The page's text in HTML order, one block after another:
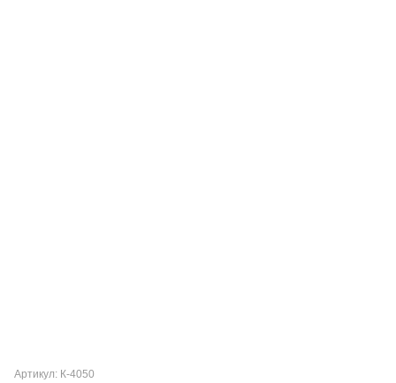
Артикул: К-4050